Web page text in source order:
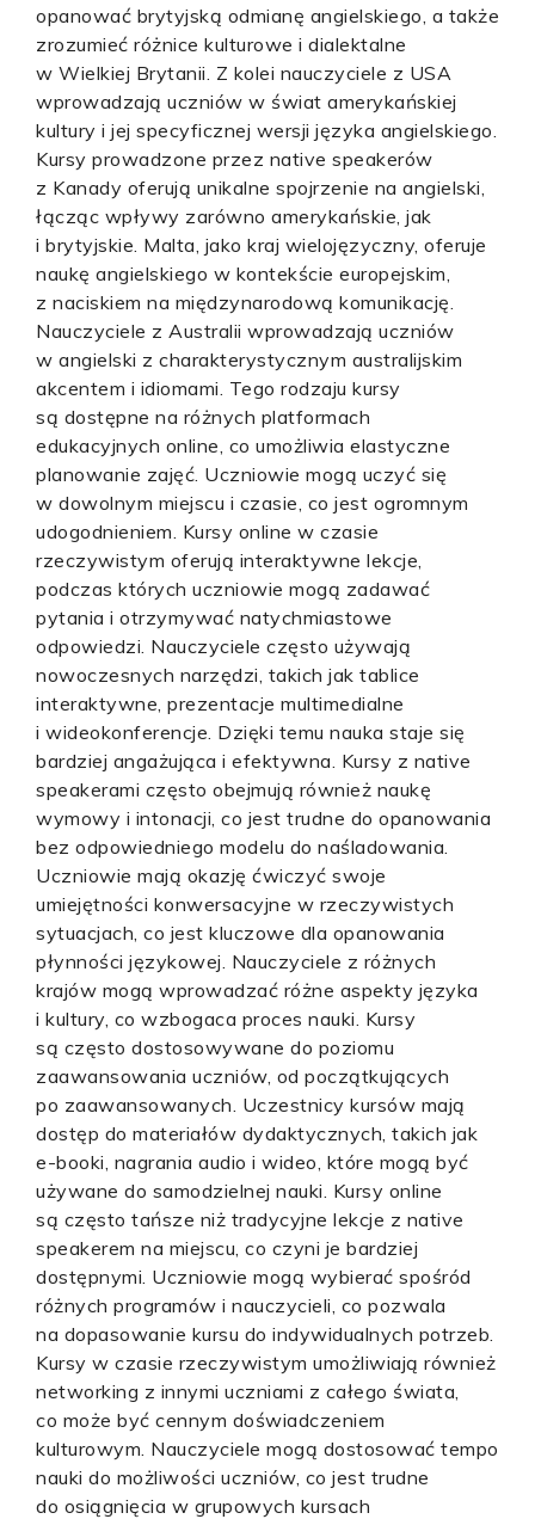
opanować brytyjską odmianę angielskiego, a także
zrozumieć różnice kulturowe i dialektalne
w Wielkiej Brytanii. Z kolei nauczyciele z USA
wprowadzają uczniów w świat amerykańskiej
kultury i jej specyficznej wersji języka angielskiego.
Kursy prowadzone przez native speakerów
z Kanady oferują unikalne spojrzenie na angielski,
łącząc wpływy zarówno amerykańskie, jak
i brytyjskie. Malta, jako kraj wielojęzyczny, oferuje
naukę angielskiego w kontekście europejskim,
z naciskiem na międzynarodową komunikację.
Nauczyciele z Australii wprowadzają uczniów
w angielski z charakterystycznym australijskim
akcentem i idiomami. Tego rodzaju kursy
są dostępne na różnych platformach
edukacyjnych online, co umożliwia elastyczne
planowanie zajęć. Uczniowie mogą uczyć się
w dowolnym miejscu i czasie, co jest ogromnym
udogodnieniem. Kursy online w czasie
rzeczywistym oferują interaktywne lekcje,
podczas których uczniowie mogą zadawać
pytania i otrzymywać natychmiastowe
odpowiedzi. Nauczyciele często używają
nowoczesnych narzędzi, takich jak tablice
interaktywne, prezentacje multimedialne
i wideokonferencje. Dzięki temu nauka staje się
bardziej angażująca i efektywna. Kursy z native
speakerami często obejmują również naukę
wymowy i intonacji, co jest trudne do opanowania
bez odpowiedniego modelu do naśladowania.
Uczniowie mają okazję ćwiczyć swoje
umiejętności konwersacyjne w rzeczywistych
sytuacjach, co jest kluczowe dla opanowania
płynności językowej. Nauczyciele z różnych
krajów mogą wprowadzać różne aspekty języka
i kultury, co wzbogaca proces nauki. Kursy
są często dostosowywane do poziomu
zaawansowania uczniów, od początkujących
po zaawansowanych. Uczestnicy kursów mają
dostęp do materiałów dydaktycznych, takich jak
e-booki, nagrania audio i wideo, które mogą być
używane do samodzielnej nauki. Kursy online
są często tańsze niż tradycyjne lekcje z native
speakerem na miejscu, co czyni je bardziej
dostępnymi. Uczniowie mogą wybierać spośród
różnych programów i nauczycieli, co pozwala
na dopasowanie kursu do indywidualnych potrzeb.
Kursy w czasie rzeczywistym umożliwiają również
networking z innymi uczniami z całego świata,
co może być cennym doświadczeniem
kulturowym. Nauczyciele mogą dostosować tempo
nauki do możliwości uczniów, co jest trudne
do osiągnięcia w grupowych kursach